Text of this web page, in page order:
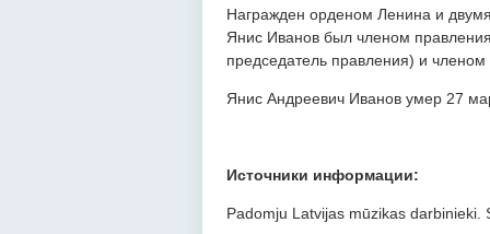
Награжден орденом Ленина и
Янис Иванов был членом
председатель правления) и
Янис Андреевич Иванов умер 27
Источники информации:
Padomju Latvijas mūzikas darbinieki.